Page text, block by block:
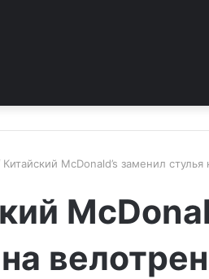
Китайский McDonald’s заменил